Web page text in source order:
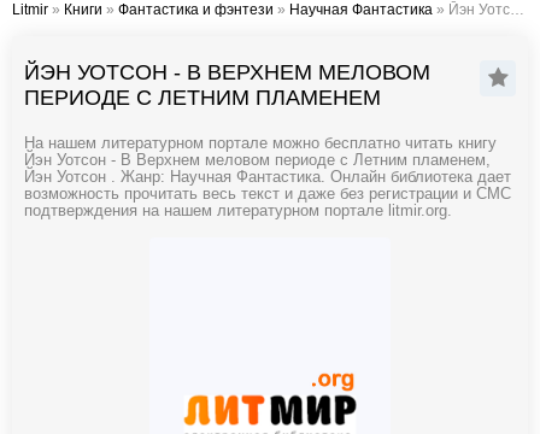
Litmir » Книги » Фантастика и фэнтези » Научная Фантастика » Йэн Уотсон - В Верхнем меловом периоде с Летним пламенем
ЙЭН УОТСОН - В ВЕРХНЕМ МЕЛОВОМ
ПЕРИОДЕ С ЛЕТНИМ ПЛАМЕНЕМ
На нашем литературном портале можно бесплатно читать книгу
Йэн Уотсон - В Верхнем меловом периоде с Летним пламенем,
Йэн Уотсон . Жанр: Научная Фантастика. Онлайн библиотека дает
возможность прочитать весь текст и даже без регистрации и СМС
подтверждения на нашем литературном портале litmir.org.